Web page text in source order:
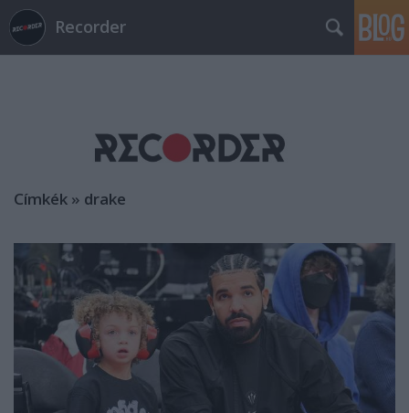
Recorder
Címkék » drake